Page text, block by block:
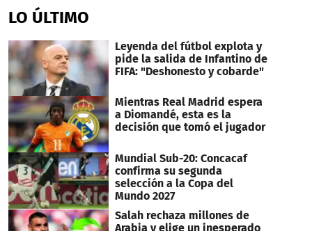
of
14
LO ÚLTIMO
Leyenda del fútbol explota y
pide la salida de Infantino de
FIFA: "Deshonesto y cobarde"
Mientras Real Madrid espera
a Diomandé, esta es la
decisión que tomó el jugador
Mundial Sub-20: Concacaf
confirma su segunda
selección a la Copa del
Mundo 2027
Salah rechaza millones de
Arabia y elige un inesperado